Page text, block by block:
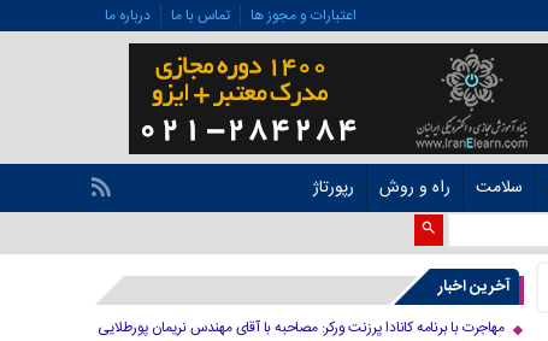
اعتبارات و مجوز ها تماس با ما درباره ما
سلامت راه و روش رپورتاژ
آخرین اخبار
مهاجرت با برنامه کانادا پرزنت ورکر: مصاحبه با آقای مهندس نریمان پورطلایی